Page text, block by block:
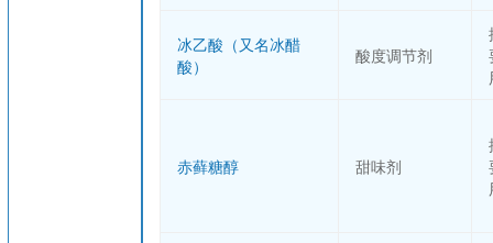
冰乙酸（又名冰醋
酸）
酸度调节剂
赤藓糖醇 甜味剂